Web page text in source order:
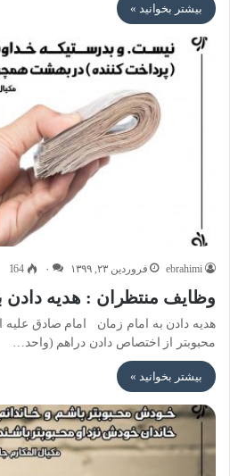
بیشتر بخوانید »
ebrahimi فروردین ۲۳, ۱۳۹۹ ۰ 164
وظایف منتظران : هدیه دادن
هدیه دادن به امام زمان امام صادق علیه
محبوبتر از اختصاص دادن دراهم (واحد…
بیشتر بخوانید »